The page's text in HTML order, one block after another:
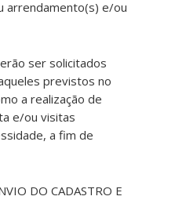
arrendamento(s) e/ou
ser solicitados
previstos no
a realização de
e/ou visitas
a fim de
DO CADASTRO E